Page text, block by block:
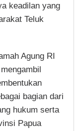
keadilan yang
Teluk
Agung RI
bagian dari
hukum serta
Papua